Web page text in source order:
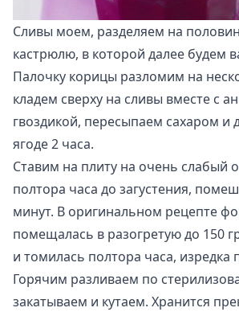
Сливы моем, разделяем на
кастрюлю, в которой далее будем
Палочку корицы разломим на
кладем сверху на сливы вместе с
гвоздикой, пересыпаем сахаром и
ягоде 2 часа.
Ставим на плиту на очень слабый
полтора часа до загустения,
минут. В оригинальном рецепте
помещалась в разогретую до 150
и томилась полтора часа,
Горячим разливаем по
закатываем и кутаем. Хранится